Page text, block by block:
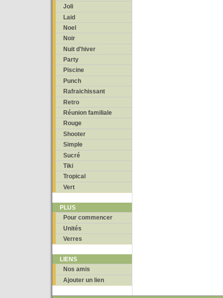
Joli
Laid
Noel
Noir
Nuit d'hiver
Party
Piscine
Punch
Rafraichissant
Retro
Réunion familiale
Rouge
Shooter
Simple
Sucré
Tiki
Tropical
Vert
PLUS
Pour commencer
Unités
Verres
LIENS
Nos amis
Ajouter un lien